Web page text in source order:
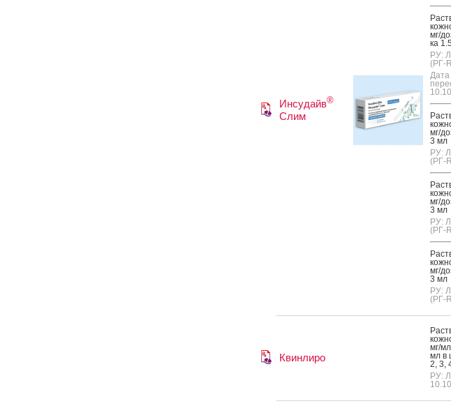
Инсудайв®
Слим
мг/
ка
РУ:
(РГ-
Дата
мг/
3 мл
РУ:
(РГ-
мг/
3 мл
РУ:
(РГ-
мг/
3 мл
РУ:
(РГ-
Квинлиро
мг/
мл в
2, 3,
РУ: